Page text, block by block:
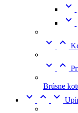


 
 
Brúsne
  